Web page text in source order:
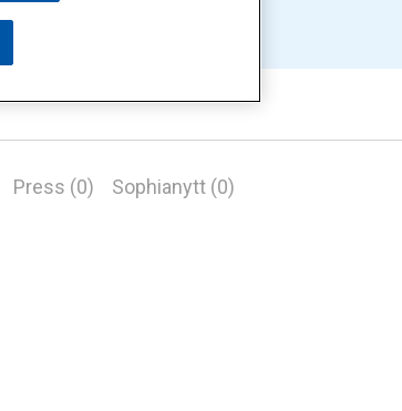
Press (0) Sophianytt (0)